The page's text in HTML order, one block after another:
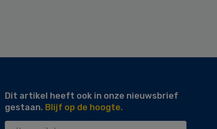
Dit artikel heeft ook in onze nieuwsbrief
gestaan. Blijf op de hoogte.
Uw